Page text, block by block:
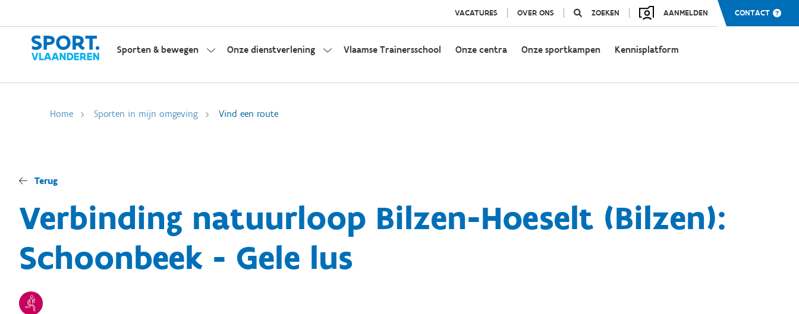
VACATURES OVER ONS ZOEKEN AANMELDEN CONTACT
Sporten & bewegen Onze dienstverlening Vlaamse Trainersschool Onze centra Onze sportkampen Kennisplatform
Home Sporten in mijn omgeving Vind een route
Terug
Verbinding natuurloop Bilzen-Hoeselt (Bilzen):
Schoonbeek - Gele lus